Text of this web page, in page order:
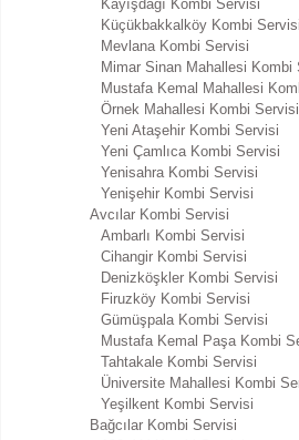
Kayışdağı Kombi Servisi
Küçükbakkalköy Kombi Servisi
Mevlana Kombi Servisi
Mimar Sinan Mahallesi Kombi
Mustafa Kemal Mahallesi
Örnek Mahallesi Kombi Servisi
Yeni Ataşehir Kombi Servisi
Yeni Çamlıca Kombi Servisi
Yenisahra Kombi Servisi
Yenişehir Kombi Servisi
Avcılar Kombi Servisi
Ambarlı Kombi Servisi
Cihangir Kombi Servisi
Denizköşkler Kombi Servisi
Firuzköy Kombi Servisi
Gümüşpala Kombi Servisi
Mustafa Kemal Paşa Kombi
Tahtakale Kombi Servisi
Üniversite Mahallesi Kombi
Yeşilkent Kombi Servisi
Bağcılar Kombi Servisi